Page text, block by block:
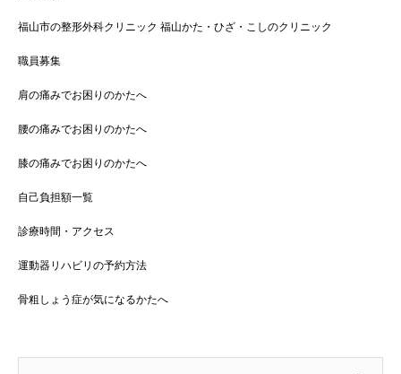
福山市の整形外科クリニック 福山かた・ひざ・こしのクリニック
職員募集
肩の痛みでお困りのかたへ
腰の痛みでお困りのかたへ
膝の痛みでお困りのかたへ
自己負担額一覧
診療時間・アクセス
運動器リハビリの予約方法
骨粗しょう症が気になるかたへ